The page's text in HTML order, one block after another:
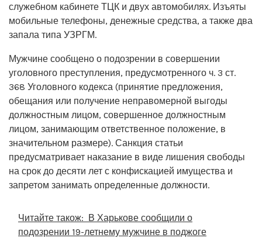
служебном кабинете ТЦК и двух автомобилях. Изъяты
мобильные телефоны, денежные средства, а также два
запала типа УЗРГМ.
Мужчине сообщено о подозрении в совершении
уголовного преступления, предусмотренного ч. 3 ст.
368 Уголовного кодекса (принятие предложения,
обещания или получение неправомерной выгоды
должностным лицом, совершенное должностным
лицом, занимающим ответственное положение, в
значительном размере). Санкция статьи
предусматривает наказание в виде лишения свободы
на срок до десяти лет с конфискацией имущества и
запретом занимать определенные должности.
Читайте також: В Харькове сообщили о
подозрении 19-летнему мужчине в поджоге